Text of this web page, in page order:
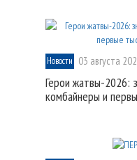
Новости 03 августа
Герои жатвы-2026:
комбайнеры и